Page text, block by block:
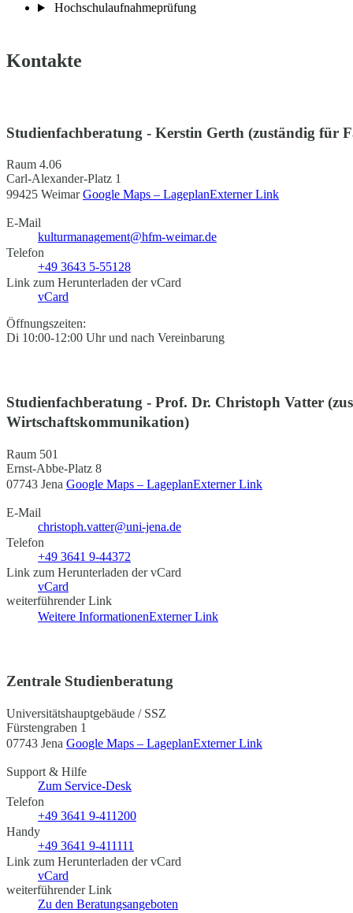
Hochschulaufnahmeprüfung
Kontakte
Studienfachberatung - Kerstin Gerth (zuständig für
Raum 4.06
Carl-Alexander-Platz 1
99425 WeimarGoogle Maps – LageplanExterner Link
E-Mail
kulturmanagement@hfm-weimar.de
Telefon
+49 3643 5-55128
Link zum Herunterladen der vCard
vCard
Öffnungszeiten:
Di 10:00-12:00 Uhr und nach Vereinbarung
Studienfachberatung - Prof. Dr. Christoph Vatter
Wirtschaftskommunikation)
Raum 501
Ernst-Abbe-Platz 8
07743 Jena Google Maps – LageplanExterner Link
E-Mail
christoph.vatter@uni-jena.de
Telefon
+49 3641 9-44372
Link zum Herunterladen der vCard
vCard
weiterführender Link
Weitere InformationenExterner Link
Zentrale Studienberatung
Universitätshauptgebäude / SSZ
Fürstengraben 1
07743 Jena Google Maps – LageplanExterner Link
Support & Hilfe
Zum Service-Desk
Telefon
+49 3641 9-411200
Handy
+49 3641 9-411111
Link zum Herunterladen der vCard
vCard
weiterführender Link
Zu den Beratungsangeboten